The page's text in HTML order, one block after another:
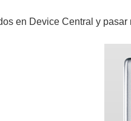
en Device Central y